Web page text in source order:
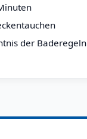
der Baderegeln